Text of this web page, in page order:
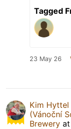
Tagged
23 May 26
Kim Hyttel
(Vánoční
Brewery at